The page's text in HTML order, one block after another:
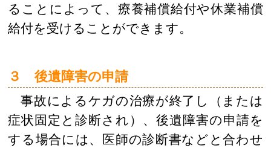
ることによって、療養補償給付や休業補償
給付を受けることができます。
３ 後遺障害の申請
事故によるケガの治療が終了し（または
症状固定と診断され）、後遺障害の申請を
する場合には、医師の診断書などと合わせ